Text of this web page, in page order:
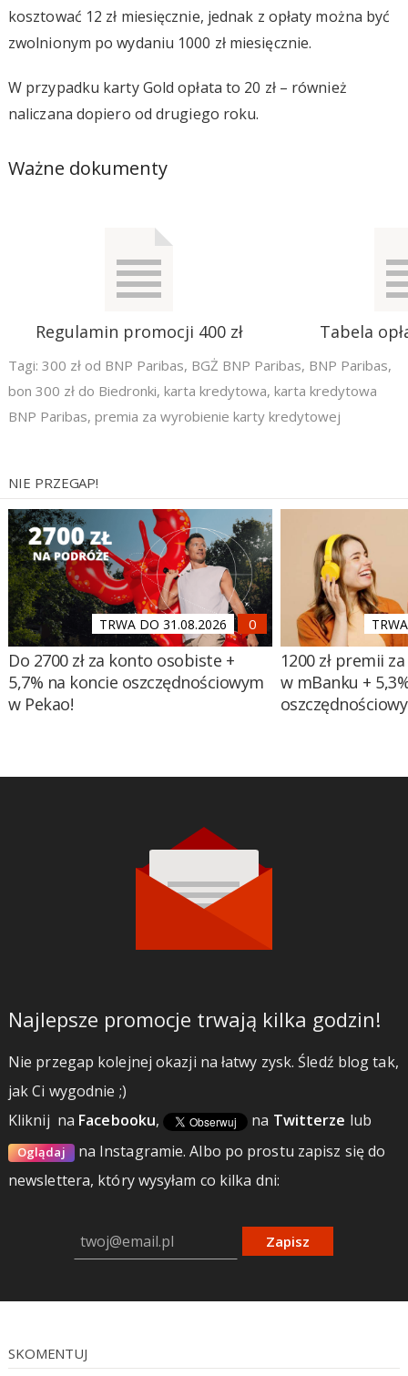
kosztować 12 zł miesięcznie, jednak z opłaty można być
zwolnionym po wydaniu 1000 zł miesięcznie.
W przypadku karty Gold opłata to 20 zł – również
naliczana dopiero od drugiego roku.
Ważne dokumenty
Regulamin promocji 400 zł Tabela
Tagi: 300 zł od BNP Paribas, BGŻ BNP Paribas, BNP Paribas,
bon 300 zł do Biedronki, karta kredytowa, karta kredytowa
BNP Paribas, premia za wyrobienie karty kredytowej
NIE PRZEGAP!
TRWA DO 31.08.2026
Do 2700 zł za konto osobiste +
5,7% na koncie oszczędnościowym
w Pekao!
1200 zł premii
w mBanku +
Najlepsze promocje trwają kilka godzin!
Nie przegap kolejnej okazji na łatwy zysk. Śledź blog tak,
jak Ci wygodnie ;)
Kliknij na Facebooku, na Twitterze lub
Oglądaj na Instagramie.Albo po prostu zapisz się do
newslettera, który wysyłam co kilka dni:
Zapisz
SKOMENTUJ